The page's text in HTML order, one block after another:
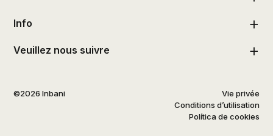
Info
Veuillez nous suivre
©2026 Inbani
Vie privée
Conditions d’utilisation
Política de cookies